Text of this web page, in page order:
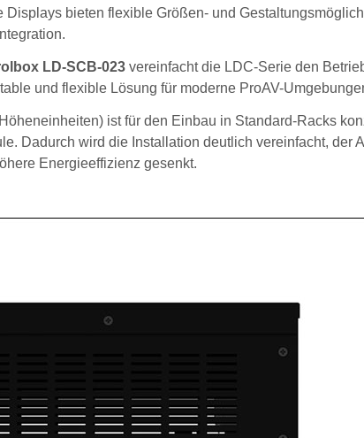
bieten flexible Größen- und
LD-SCB-023 vereinfacht die LDC-Serie den
und flexible Lösung für moderne ProAV-
ist für den Einbau in Standard-Racks
Dadurch wird die Installation deutlich vereinfacht, der
Energieeffizienz gesenkt.